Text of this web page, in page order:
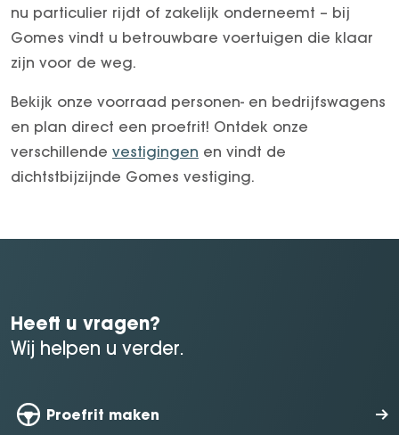
nu particulier rijdt of zakelijk onderneemt – bij
Gomes vindt u betrouwbare voertuigen die klaar
zijn voor de weg.
Bekijk onze voorraad personen- en bedrijfswagens
en plan direct een proefrit! Ontdek onze
verschillende vestigingen en vindt de
dichtstbijzijnde Gomes vestiging.
Heeft u vragen?
Wij helpen u verder.
Proefrit maken